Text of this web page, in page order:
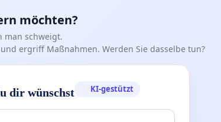
möchten?
man schweigt.
ergriff Maßnahmen. Werden Sie dasselbe tun?
dir wünschst KI-gestützt